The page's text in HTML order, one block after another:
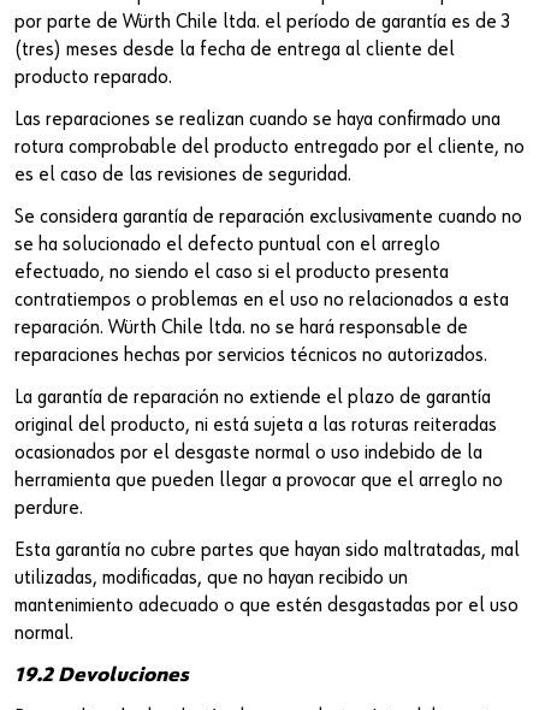
por parte de Würth Chile ltda. el período de garantía es de 3
(tres) meses desde la fecha de entrega al cliente del
producto reparado.
Las reparaciones se realizan cuando se haya confirmado una
rotura comprobable del producto entregado por el cliente, no
es el caso de las revisiones de seguridad.
Se considera garantía de reparación exclusivamente cuando no
se ha solucionado el defecto puntual con el arreglo
efectuado, no siendo el caso si el producto presenta
contratiempos o problemas en el uso no relacionados a esta
reparación. Würth Chile ltda. no se hará responsable de
reparaciones hechas por servicios técnicos no autorizados.
La garantía de reparación no extiende el plazo de garantía
original del producto, ni está sujeta a las roturas reiteradas
ocasionados por el desgaste normal o uso indebido de la
herramienta que pueden llegar a provocar que el arreglo no
perdure.
Esta garantía no cubre partes que hayan sido maltratadas, mal
utilizadas, modificadas, que no hayan recibido un
mantenimiento adecuado o que estén desgastadas por el uso
normal.
19.2 Devoluciones